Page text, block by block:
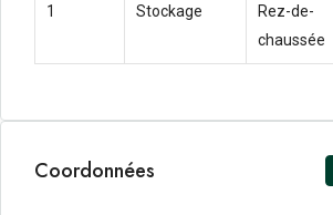
1 Stockage
Rez-de-
chaussée
Coordonnées